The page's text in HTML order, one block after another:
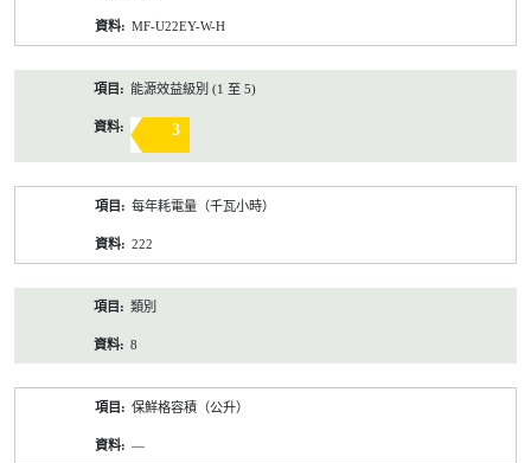
MF-U22EY-W-H
能源效益級別 (1 至 5)
3
每年耗電量（千瓦小時）
222
類別
8
保鮮格容積（公升）
—